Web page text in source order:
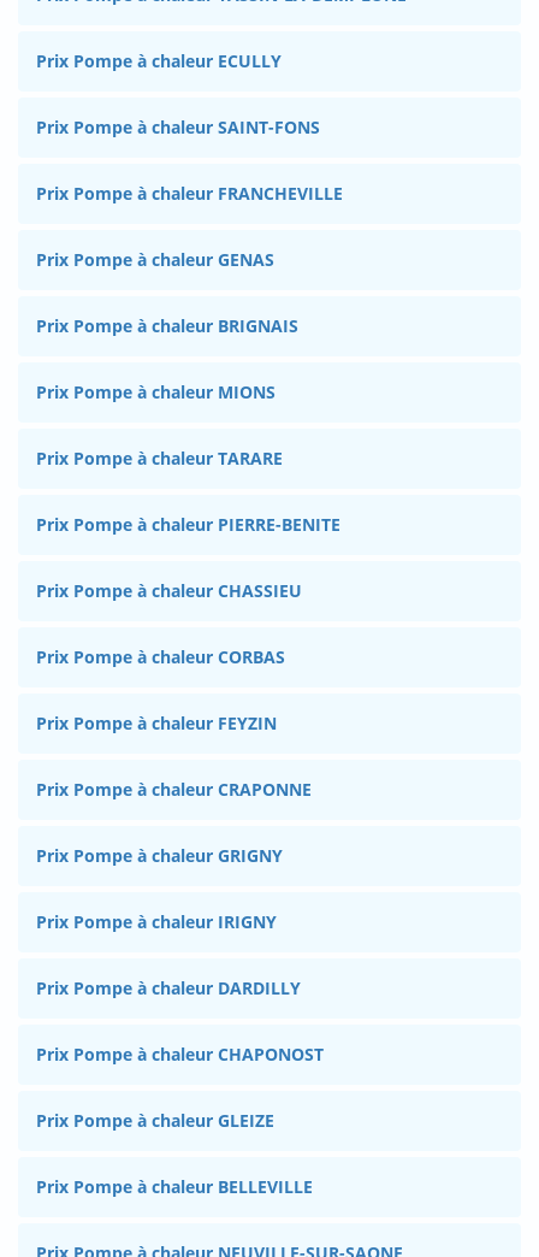
Prix Pompe à chaleur ECULLY
Prix Pompe à chaleur SAINT-FONS
Prix Pompe à chaleur FRANCHEVILLE
Prix Pompe à chaleur GENAS
Prix Pompe à chaleur BRIGNAIS
Prix Pompe à chaleur MIONS
Prix Pompe à chaleur TARARE
Prix Pompe à chaleur PIERRE-BENITE
Prix Pompe à chaleur CHASSIEU
Prix Pompe à chaleur CORBAS
Prix Pompe à chaleur FEYZIN
Prix Pompe à chaleur CRAPONNE
Prix Pompe à chaleur GRIGNY
Prix Pompe à chaleur IRIGNY
Prix Pompe à chaleur DARDILLY
Prix Pompe à chaleur CHAPONOST
Prix Pompe à chaleur GLEIZE
Prix Pompe à chaleur BELLEVILLE